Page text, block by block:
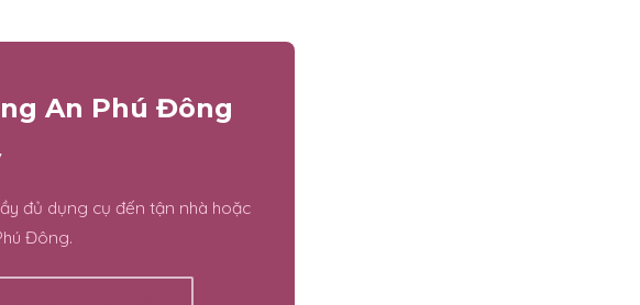
An Phú Đông
đủ dụng cụ đến tận nhà hoặc
Đông.